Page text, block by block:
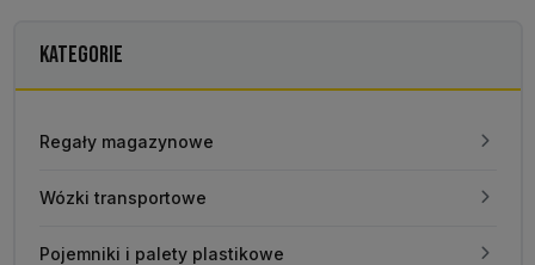
KATEGORIE
Regały magazynowe
Wózki transportowe
Pojemniki i palety plastikowe